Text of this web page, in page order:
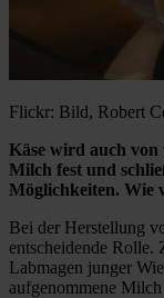
Flickr: Bild, Robert
Käse wird auch von
Milch fest und
Möglichkeiten. Wie
Bei der Herstellung
entscheidende Rolle.
Labmagen junger
aufgenommene